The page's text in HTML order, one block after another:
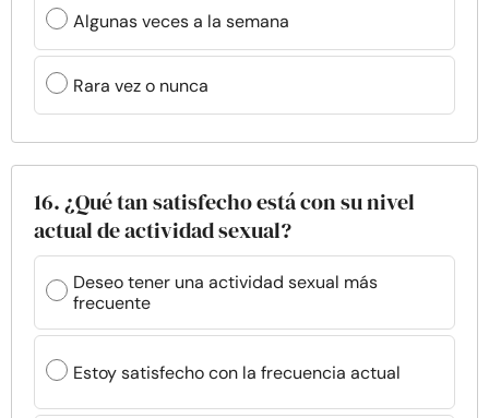
Algunas veces a la semana
Rara vez o nunca
16. ¿Qué tan satisfecho está con su nivel
actual de actividad sexual?
Deseo tener una actividad sexual más
frecuente
Estoy satisfecho con la frecuencia actual